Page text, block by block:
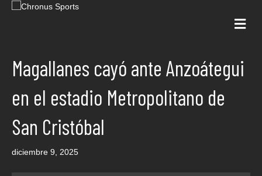
Magallanes cayó ante Anzoátegui
en el estadio Metropolitano de
San Cristóbal
diciembre 9, 2025